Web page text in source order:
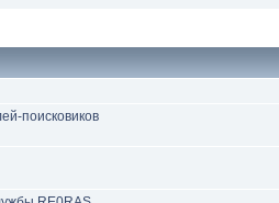
поисковиков